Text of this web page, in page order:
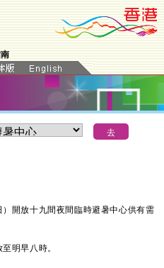
開放十九間夜間臨時避暑中心供有需
明早八時。